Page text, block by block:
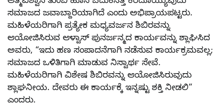
ಸಮಾಜದ ಜವಾಬ್ದಾರಿಯಾಗಿದೆ ಎಂದು ಅಭಿಪ್ರಾಯಪಟ್ಟರು.
ಮಹಿಳೆಯರಿಗಾಗಿ ಪ್ರತ್ಯೇಕ ಮಧ್ಯವರ್ಜನ ಶಿಬಿರವನ್ನು
ಆಯೋಜಿಸಿರುವ ಆಳ್ವಾಸ್ ಪುನರ್ಜನ್ಮದ ಕಾರ್ಯವನ್ನು ಶ್ಲಾಘಿಸಿದ
ಅವರು, “ಇದು ಹಣ ಸಂಪಾದನೆಗಾಗಿ ನಡೆಸುವ ಕಾರ್ಯಕ್ರಮವಲ್ಲ;
ಸಮಾಜದ ಒಳಿತಿಗಾಗಿ ಮಾಡುವ ನಿಸ್ವಾರ್ಥ ಸೇವೆ.
ಮಹಿಳೆಯರಿಗಾಗಿ ವಿಶೇಷ ಶಿಬಿರವನ್ನು ಆಯೋಜಿಸಿರುವುದು
ಶ್ಲಾಘನೀಯ. ದೇವರು ಈ ಕಾರ್ಯಕ್ಕೆ ಇನ್ನಷ್ಟು ಶಕ್ತಿ ನೀಡಲಿ”
ಎಂದರು.